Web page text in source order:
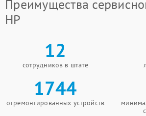
Преимущества
HP
12
сотрудников в штате
1744
отремонтированных устройств